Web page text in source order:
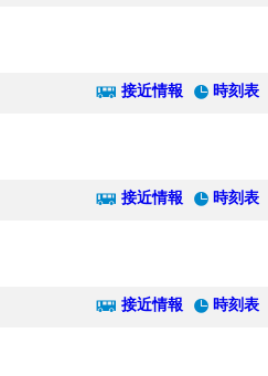
接近情報 時刻表
接近情報 時刻表
接近情報 時刻表